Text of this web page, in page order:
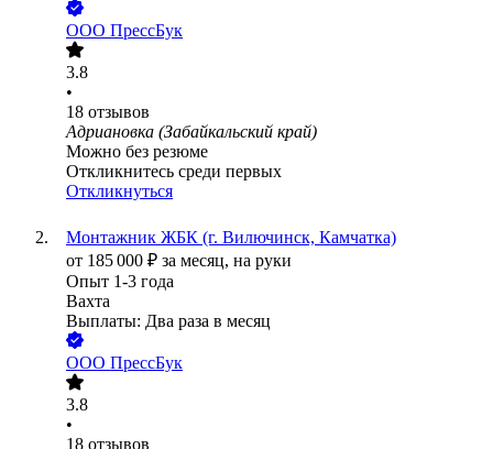
ООО ПрессБук
3.8
•
18 отзывов
Адриановка (Забайкальский край)
Можно без резюме
Откликнитесь среди первых
Откликнуться
Монтажник ЖБК (г. Вилючинск, Камчатка)
от 185 000 ₽ за месяц, на руки
Опыт 1-3 года
Вахта
Выплаты: Два раза в месяц
ООО ПрессБук
3.8
•
18 отзывов